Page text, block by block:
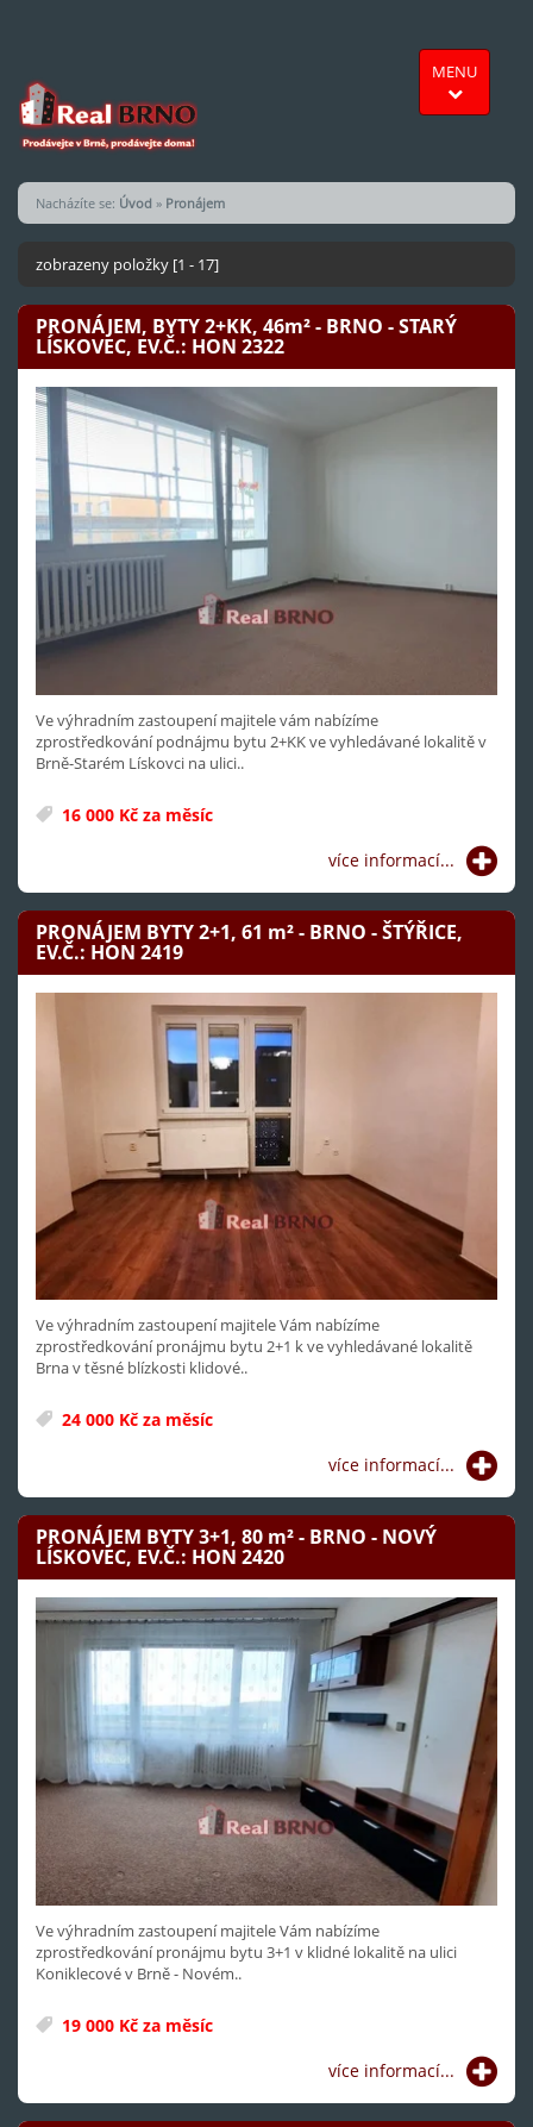
MENU
Nacházíte se: Úvod » Pronájem
zobrazeny položky [1 - 17]
PRONÁJEM, BYTY 2+KK, 46m²- BRNO - STARÝ
LÍSKOVEC, EV.Č.: HON 2322
Ve výhradním zastoupení majitele vám nabízíme
zprostředkování podnájmu bytu 2+KK ve vyhledávané lokalitě v
Brně-Starém Lískovci na ulici..
16 000 Kč za měsíc
více informací...
PRONÁJEM BYTY 2+1, 61 m²- BRNO - ŠTÝŘICE,
EV.Č.: HON 2419
Ve výhradním zastoupení majitele Vám nabízíme
zprostředkování pronájmu bytu 2+1 k ve vyhledávané lokalitě
Brna v těsné blízkosti klidové..
24 000 Kč za měsíc
více informací...
PRONÁJEM BYTY 3+1, 80 m²- BRNO - NOVÝ
LÍSKOVEC, EV.Č.: HON 2420
Ve výhradním zastoupení majitele Vám nabízíme
zprostředkování pronájmu bytu 3+1 v klidné lokalitě na ulici
Koniklecové v Brně - Novém..
19 000 Kč za měsíc
více informací...